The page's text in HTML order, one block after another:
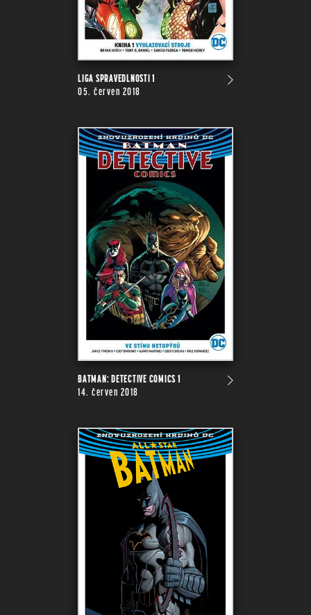
LIGA SPRAVEDLNOSTI 1
05. červen 2018
BATMAN: DETECTIVE COMICS 1
14. červen 2018